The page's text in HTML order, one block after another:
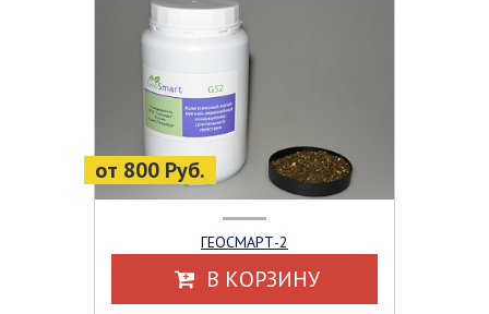
от 800 Руб.
ГЕОСМАРТ-2
В КОРЗИНУ